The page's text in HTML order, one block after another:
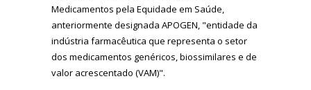
Medicamentos pela Equidade em Saúde,
anteriormente designada APOGEN, "entidade da
indústria farmacêutica que representa o setor
dos medicamentos genéricos, biossimilares e de
valor acrescentado (VAM)".